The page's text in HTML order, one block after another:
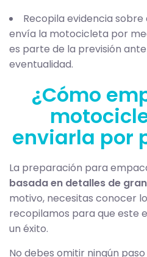
Recopila evidencia
envía la motocicleta por
es parte de la previsión
eventualidad.
¿Cómo
enviarla por
La preparación para
basada en detalles de
motivo, necesitas conocer
recopilamos para que este
un éxito.
No debes omitir ningún